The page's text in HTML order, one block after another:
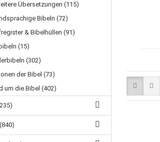
Übersetzungen (115)
Bibeln (72)
& Bibelhüllen (91)
(15)
(302)
der Bibel (73)
um die Bibel (402)